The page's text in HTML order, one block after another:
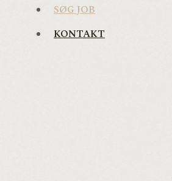
SØG JOB
KONTAKT